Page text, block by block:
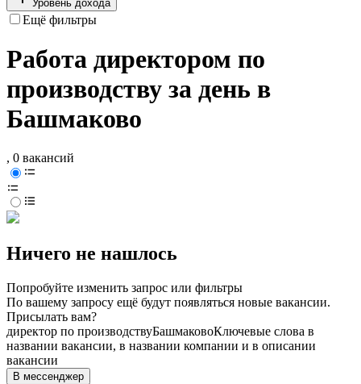
Уровень дохода
Ещё фильтры
Работа директором по
производству за день в
Башмаково
, 0 вакансий
Ничего не нашлось
Попробуйте изменить запрос или фильтры
По вашему запросу ещё будут появляться новые вакансии.
Присылать вам?
директор по производствуБашмаковоКлючевые слова в
названии вакансии, в названии компании и в описании
вакансии
В мессенджер